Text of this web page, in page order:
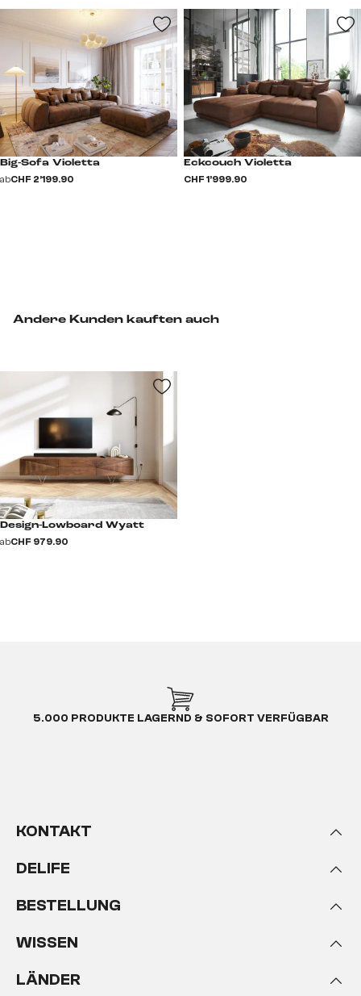
Andere Kunden kauften auch
Design-Lowboard Wyatt
abCHF 979.90
Big-Sofa Violetta
abCHF 2’199.90
Eckcouch Violetta
CHF 1’999.90
5.000 PRODUKTE LAGERND & SOFORT VERFÜGBAR
KONTAKT
DELIFE
BESTELLUNG
WISSEN
LÄNDER